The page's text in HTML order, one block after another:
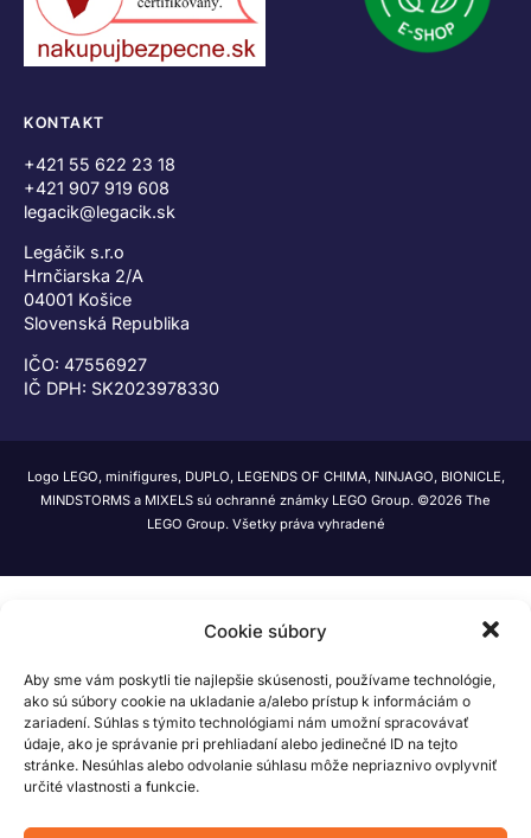
Cookie súbory
Aby sme vám poskytli tie najlepšie skúsenosti, používame technológie,
ako sú súbory cookie na ukladanie a/alebo prístup k informáciám o
zariadení. Súhlas s týmito technológiami nám umožní spracovávať
údaje, ako je správanie pri prehliadaní alebo jedinečné ID na tejto
stránke. Nesúhlas alebo odvolanie súhlasu môže nepriaznivo ovplyvniť
určité vlastnosti a funkcie.
KONTAKT
+421 55 622 23 18
+421 907 919 608
legacik@legacik.sk
Legáčik s.r.o
Hrnčiarska 2/A
04001 Košice
Slovenská Republika
IČO: 47556927
IČ DPH: SK2023978330
Logo LEGO, minifigures, DUPLO, LEGENDS OF CHIMA, NINJAGO, BIONICLE,
MINDSTORMS a MIXELS sú ochranné známky LEGO Group. ©2026 The
LEGO Group. Všetky práva vyhradené